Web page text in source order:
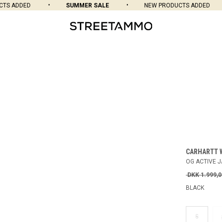
ADDED SUMMER SALE NEW PRODUCTS ADDED
CARHARTT
OG ACTIVE
DKK
BLACK
S